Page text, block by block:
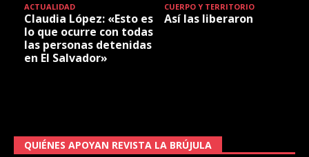
ACTUALIDAD
Claudia López: «Esto es
lo que ocurre con todas
las personas detenidas
en El Salvador»
CUERPO Y TERRITORIO
Así las liberaron
QUIÉNES APOYAN REVISTA LA BRÚJULA